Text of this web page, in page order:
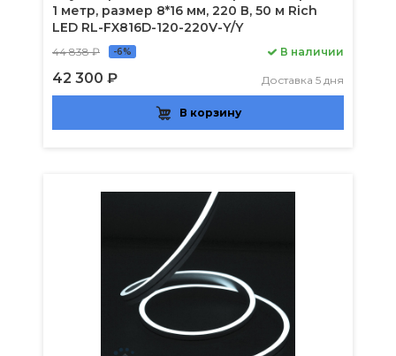
1 метр, размер 8*16 мм, 220 В, 50 м Rich
LED RL-FX816D-120-220V-Y/Y
44 838 ₽ -6%
42 300 ₽
В наличии
Доставка 5 дня
В корзину